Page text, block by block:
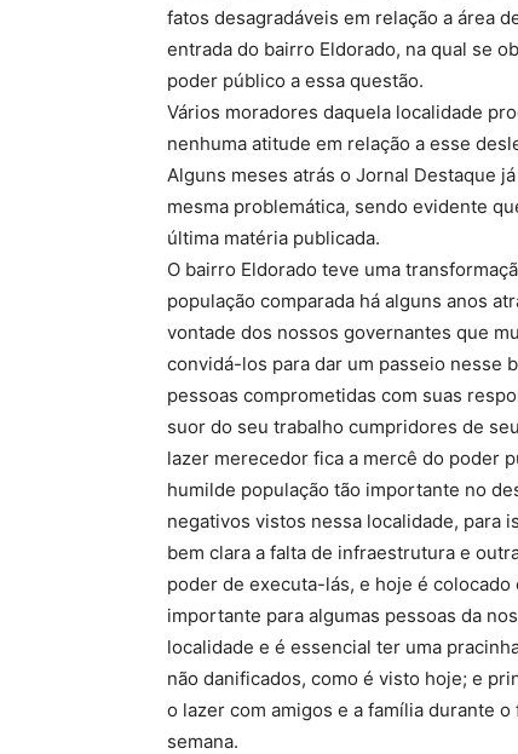
fatos desagradáveis em relação a área
entrada do bairro Eldorado, na qual se
poder público a essa questão.
Vários moradores daquela localidade
nenhuma atitude em relação a esse
Alguns meses atrás o Jornal Destaque
mesma problemática, sendo evidente
última matéria publicada.
O bairro Eldorado teve uma
população comparada há alguns anos
vontade dos nossos governantes que
convidá-los para dar um passeio nesse
pessoas comprometidas com suas
suor do seu trabalho cumpridores de
lazer merecedor fica a mercê do poder
humilde população tão importante no
negativos vistos nessa localidade, para
bem clara a falta de infraestrutura e
poder de executa-lás, e hoje é
importante para algumas pessoas da
localidade e é essencial ter uma
não danificados, como é visto hoje; e
o lazer com amigos e a família durante
semana.